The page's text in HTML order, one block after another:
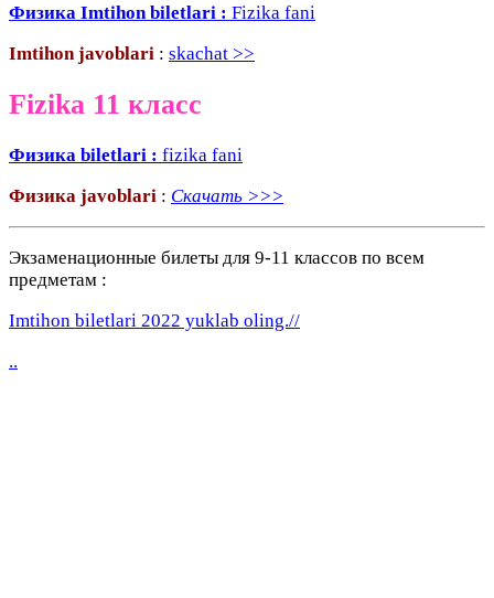
Физика Imtihon biletlari : Fizika fani
Imtihon javoblari : skachat >>
Fizika 11 класс
Физика biletlari : fizika fani
Физика javoblari : Скачать >>>
Экзаменационные билеты для 9-11 классов по всем
предметам :
Imtihon biletlari 2022 yuklab oling.//
..